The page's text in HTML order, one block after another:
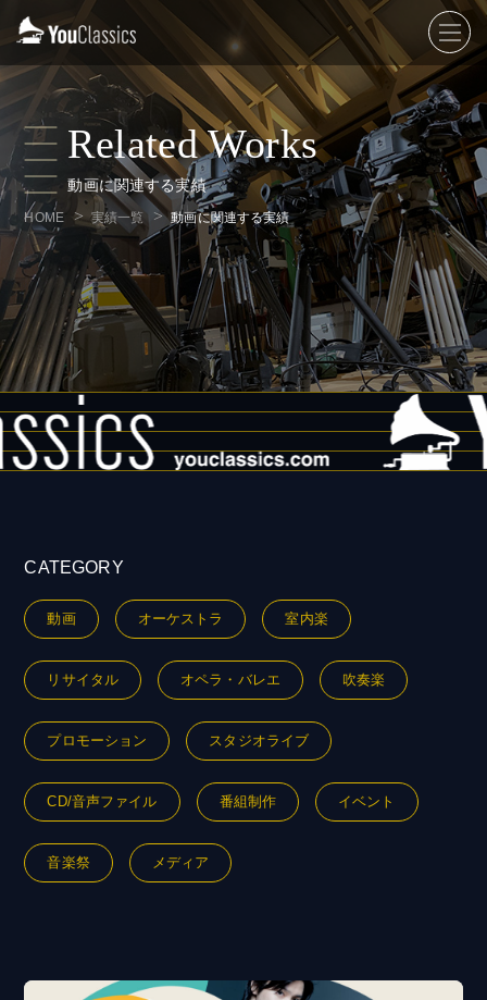
HOME 実績一覧 動画に関連する実績
Related Works
動画に関連する実績
CATEGORY
動画 オーケストラ 室内楽
リサイタル オペラ・バレエ 吹奏楽
プロモーション スタジオライブ
CD/音声ファイル 番組制作 イベント
音楽祭 メディア